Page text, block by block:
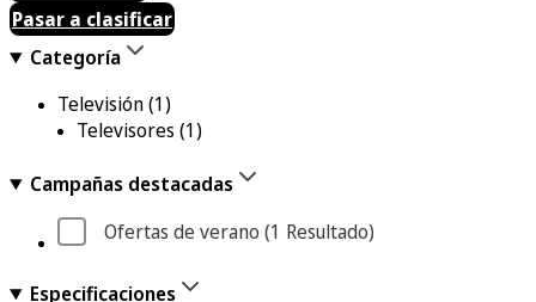
Pasar a clasificar
Categoría
Televisión(1)
Televisores (1)
Campañas destacadas
Ofertas de verano (1 Resultado)
Especificaciones